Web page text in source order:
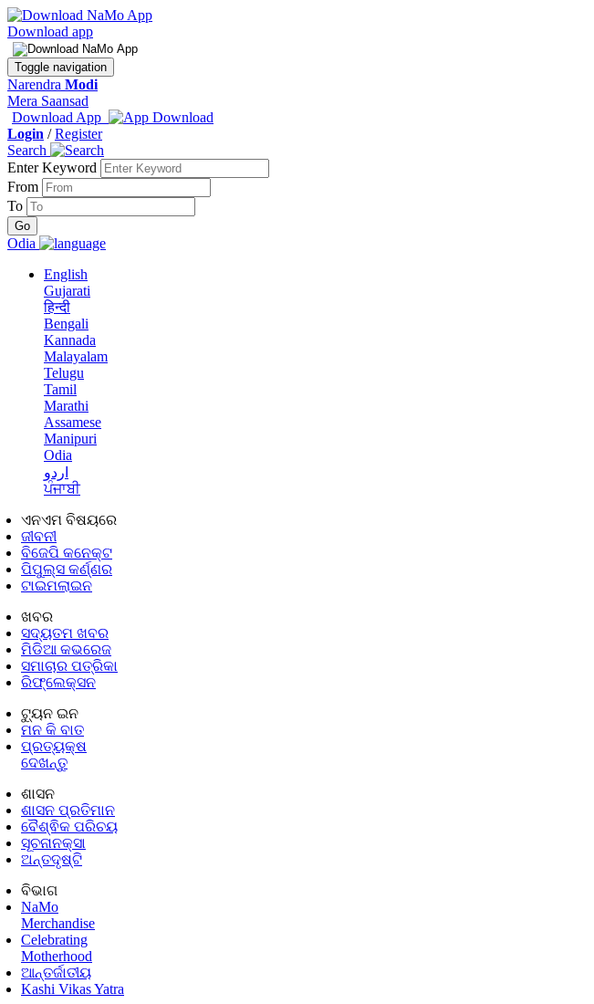
Download app
Toggle navigation
Narendra Modi
Mera Saansad
Download App
Login /Register
Search
Enter Keyword
From
To
Odia
English
Gujarati
हिन्दी
Bengali
Kannada
Malayalam
Telugu
Tamil
Marathi
Assamese
Manipuri
Odia
اردو
ਪੰਜਾਬੀ
ଏନଏମ ବିଷୟରେ
ଜୀବନୀ
ବିଜେପି କନେକ୍ଟ
ପିପୁଲ୍ସ କର୍ଣ୍ଣର
ଟାଇମଲାଇନ
ଖବର
ସଦ୍ୟତମ ଖବର
ମିଡିଆ କଭରେଜ
ସମାଚାର ପତ୍ରିକା
ରିଫ୍ଲେକ୍ସନ
ଟ୍ୟୁନ ଇନ
ମନ କି ବାତ
ପ୍ରତ୍ୟକ୍ଷ
ଦେଖନ୍ତୁ
ଶାସନ
ଶାସନ ପ୍ରତିମାନ
ବୈଶ୍ଵିକ ପରିଚୟ
ସୂଚନାନକ୍ସା
ଅନ୍ତଦୃଷ୍ଟି
ବିଭାଗ
NaMo
Merchandise
Celebrating
Motherhood
ଆନ୍ତର୍ଜାତୀୟ
Kashi Vikas Yatra